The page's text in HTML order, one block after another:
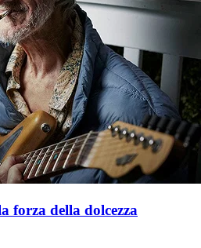
forza della dolcezza